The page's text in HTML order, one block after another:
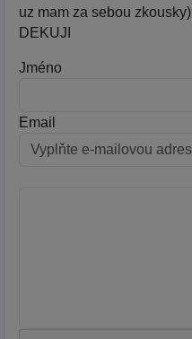
uz mam za sebou zkousky)
DEKUJI
Jméno
Email